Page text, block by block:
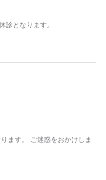
診となります。
ます。 ご迷惑をおかけしま